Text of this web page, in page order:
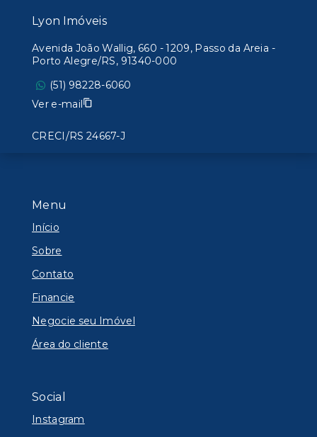
Menu
Início
Sobre
Contato
Financie
Negocie seu Imóvel
Área do cliente
Social
Instagram
Lyon Imóveis
Avenida João Wallig, 660 - 1209, Passo da Areia -
Porto Alegre/RS, 91340-000
(51) 98228-6060
Ver e-mail
CRECI/RS 24667-J